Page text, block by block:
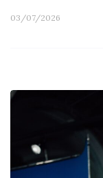
03/07/2026